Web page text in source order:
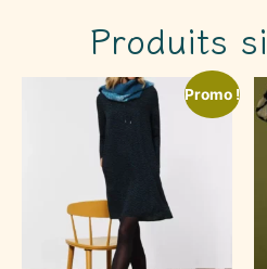
Produits
Promo !